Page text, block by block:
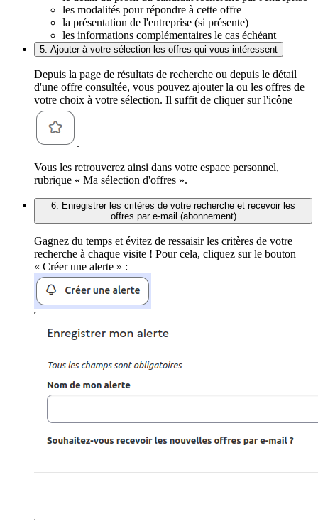
les modalités pour répondre à cette offre
la présentation de l'entreprise (si présente)
les informations complémentaires le cas échéant
5. Ajouter à votre sélection les offres qui vous intéressent
Depuis la page de résultats de recherche ou depuis le détail
d'une offre consultée, vous pouvez ajouter la ou les offres de
votre choix à votre sélection. Il suffit de cliquer sur l'icône
.
Vous les retrouverez ainsi dans votre espace personnel,
rubrique « Ma sélection d'offres ».
6. Enregistrer les critères de votre recherche et recevoir les
offres par e-mail (abonnement)
Gagnez du temps et évitez de ressaisir les critères de votre
recherche à chaque visite ! Pour cela, cliquez sur le bouton
« Créer une alerte » :